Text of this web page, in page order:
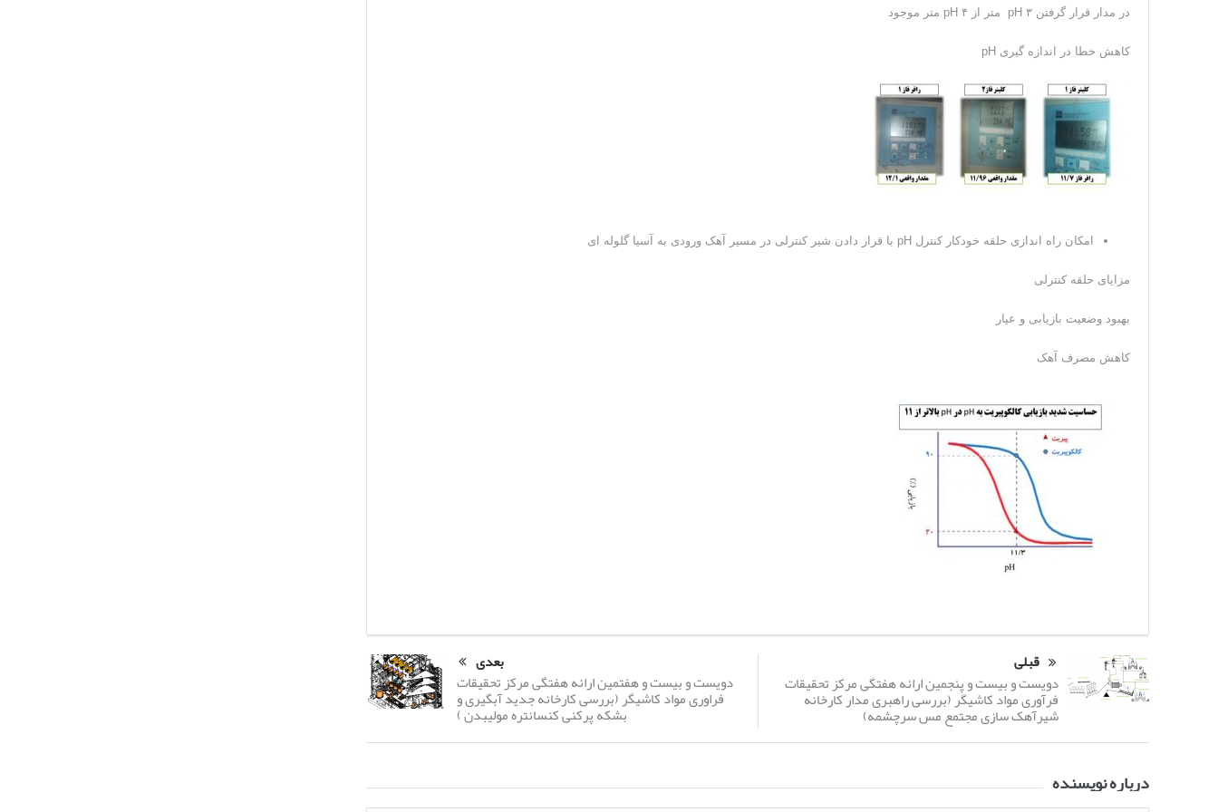
در مدار قرار گرفتن ۳ pH متر از ۴ pH متر موجود
کاهش خطا در اندازه گیری pH
امکان راه اندازی حلقه خودکار کنترل pH با قرار دادن شیر کنترلی در مسیر آهک ورودی به آسیا گلوله ای
مزایای حلقه کنترلی
بهبود وضعیت بازیابی و عیار
کاهش مصرف آهک
قبلی
دویست و بیست و پنجمین ارائه هفتگی مرکز تحقیقات
فرآوری مواد کاشیگر (بررسی راهبری مدار کارخانه
شیرآهک سازی مجتمع مس سرچشمه)
بعدی
دویست و بیست و هفتمین ارائه هفتگی مرکز تحقیقات
فراوری مواد کاشیگر (بررسی کارخانه جدید آبگیری و
بشکه پرکنی کنسانتره مولیبدن )
درباره نویسنده